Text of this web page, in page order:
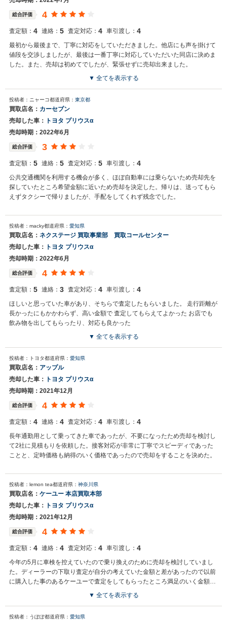
総合評価 4
査定額： 4 連絡： 5 査定対応： 4 車引渡し： 4
最初から最後まで、丁寧に対応をしていただきました。他店にも声を掛けて
値段を交渉しましたが、最後は一番丁寧に対応していただいた同店に決めま
した。また、売却は初めてでしたが、緊張せずに売却出来ました。
▼ 全てを表示する
投稿者：ニャーコ都道府県： 東京都
買取店名： カーセブン
売却した車：
トヨタ プリウスα
売却時期：2022年6月
総合評価 3
査定額： 5 連絡： 5 査定対応： 5 車引渡し： 4
公共交通機関を利用する機会が多く、ほぼ自動車には乗らないため売却先を
探していたところ希望金額に近いため売却を決定した。帰りは、送ってもら
えずタクシーで帰りましたが、手配をしてくれず残念でした。
投稿者：macky都道府県： 愛知県
買取店名： ネクステージ 買取事業部 買取コールセンター
売却した車：
トヨタ プリウスα
売却時期：2022年6月
総合評価 4
査定額： 5 連絡： 3 査定対応： 4 車引渡し： 4
ほしいと思っていた車があり、そちらで査定したもらいました。 走行距離が
長かったにもかかわらず、高い金額で 査定してもらえてよかった お店でも
飲み物を出してもらったり、対応も良かった
▼ 全てを表示する
投稿者：トヨタ都道府県： 愛知県
買取店名： アップル
売却した車：
トヨタ プリウスα
売却時期：2021年12月
総合評価 4
査定額： 4 連絡： 4 査定対応： 4 車引渡し： 4
長年通勤用として乗ってきた車であったが、不要になったため売却を検討し
て2社に見積もりを依頼した。接客対応が非常に丁寧でスピーディであった
ことと、定時価格も納得のいく価格であったので売却をすることを決めた。
投稿者：lemon tea都道府県： 神奈川県
買取店名： ケーユー 本店買取本部
売却した車：
トヨタ プリウスα
売却時期：2021年12月
総合評価 4
査定額： 4 連絡： 4 査定対応： 4 車引渡し： 4
今年の5月に車検を控えていたので乗り換えのために売却を検討していまし
た。ディーラーの下取り査定が自分の考えていた金額と差があったので以前
に購入した事のあるケーユーで査定をしてもらったところ満足のいく金額だ
▼ 全てを表示する
投稿者：うぽぽ都道府県： 愛知県